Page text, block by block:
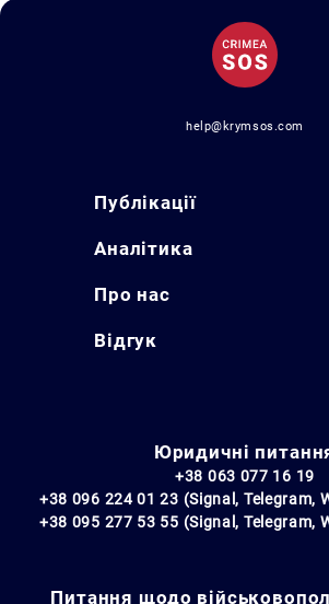
help@krymsos.com
Публікації
Аналітика
Про нас
Відгук
Юридичні
+38 063 077 16 19
+38 096 224 01 23 (Signal, Telegram,
+38 095 277 53 55 (Signal, Telegram,
Питання щодо